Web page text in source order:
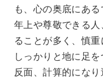
も、心の奥底にある
年上や尊敬できる
ることが多く、慎重
しっかりと地に足
反面、計算的になり